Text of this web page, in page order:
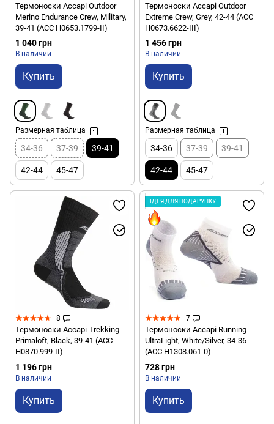
Термоноски Accapi Outdoor
Merino Endurance Crew, Military,
39-41 (ACC H0653.1799-II)
1 040 грн
В наличии
Купить
Размерная таблица
34-36 37-39 39-41
42-44 45-47
Термоноски Accapi Outdoor
Extreme Crew, Grey, 42-44 (ACC
H0673.6622-III)
1 456 грн
В наличии
Купить
Размерная таблица
34-36 37-39 39-41
42-44 45-47
8
Термоноски Accapi Trekking
Primaloft, Black, 39-41 (ACC
H0870.999-II)
1 196 грн
В наличии
Купить
ІДЕЯ ДЛЯ ПОДАРУНКУ
7
Термоноски Accapi Running
UltraLight, White/Silver, 34-36
(ACC H1308.061-0)
728 грн
В наличии
Купить